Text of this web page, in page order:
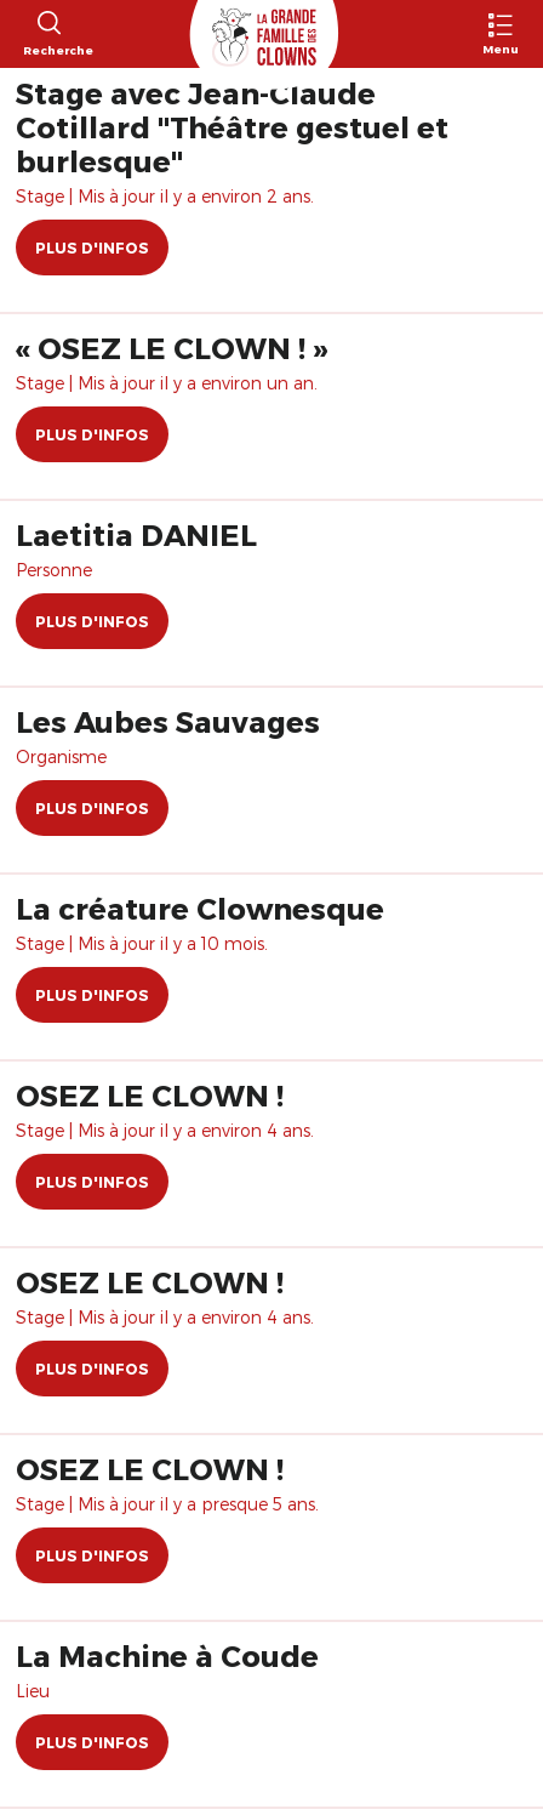
Recherche Menu
Stage avec Jean-Claude
Cotillard "Théâtre gestuel et
burlesque"
Stage | Mis à jour il y a environ 2 ans.
PLUS D'INFOS
​« OSEZ LE CLOWN ! »
Stage | Mis à jour il y a environ un an.
PLUS D'INFOS
Laetitia DANIEL
Personne
PLUS D'INFOS
Les Aubes Sauvages
Organisme
PLUS D'INFOS
La créature Clownesque
Stage | Mis à jour il y a 10 mois.
PLUS D'INFOS
OSEZ LE CLOWN !
Stage | Mis à jour il y a environ 4 ans.
PLUS D'INFOS
OSEZ LE CLOWN !
Stage | Mis à jour il y a environ 4 ans.
PLUS D'INFOS
OSEZ LE CLOWN !
Stage | Mis à jour il y a presque 5 ans.
PLUS D'INFOS
La Machine à Coude
Lieu
PLUS D'INFOS